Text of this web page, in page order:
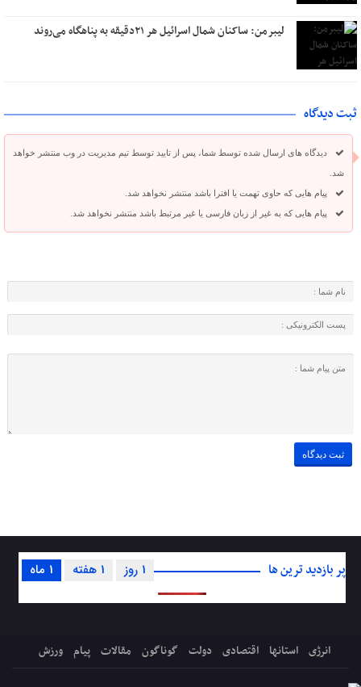
لیبرمن: ساکنان شمال اسرائیل هر ۲۱دقیقه به پناهگاه می‌روند
ثبت دیدگاه
دیدگاه های ارسال شده توسط شما، پس از تایید توسط تیم مدیریت در وب منتشر خواهد
شد.
پیام هایی که حاوی تهمت یا افترا باشد منتشر نخواهد شد.
پیام هایی که به غیر از زبان فارسی یا غیر مرتبط باشد منتشر نخواهد شد.
پر بازدید ترین ها 1 ماه 1 هفته 1 روز
انرژی استانها اقتصادی دولت گوناگون مقالات پیام ورزش